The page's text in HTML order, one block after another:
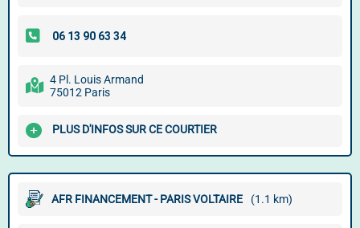
4 Pl. Louis Armand
75012 Paris
PLUS D'INFOS SUR CE COURTIER
AFR FINANCEMENT - PARIS VOLTAIRE (1.1 km)